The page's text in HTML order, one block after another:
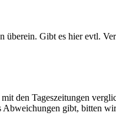
überein. Gibt es hier evtl.
den Tageszeitungen
Abweichungen gibt, bitten